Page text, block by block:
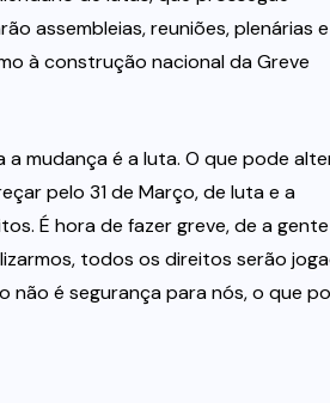
assembleias, reuniões, plenárias e
à construção nacional da Greve
mudança é a luta. O que pode
pelo 31 de Março, de luta e a
É hora de fazer greve, de a gente
todos os direitos serão
não é segurança para nós, o que